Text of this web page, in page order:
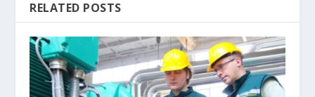
RELATED POSTS